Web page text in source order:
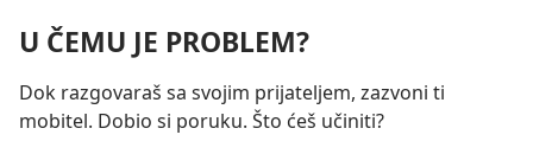
U ČEMU JE PROBLEM?
Dok razgovaraš sa svojim prijateljem, zazvoni ti
mobitel. Dobio si poruku. Što ćeš učiniti?